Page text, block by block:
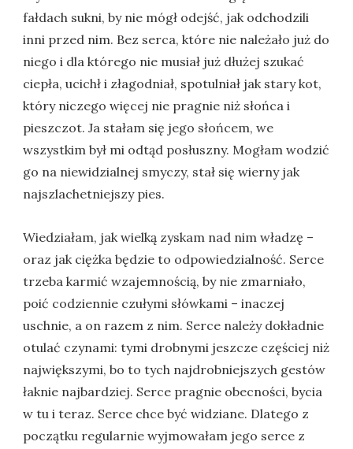
fałdach sukni, by nie mógł odejść, jak odchodzili
inni przed nim. Bez serca, które nie należało już do
niego i dla którego nie musiał już dłużej szukać
ciepła, ucichł i złagodniał, spotulniał jak stary kot,
który niczego więcej nie pragnie niż słońca i
pieszczot. Ja stałam się jego słońcem, we
wszystkim był mi odtąd posłuszny. Mogłam wodzić
go na niewidzialnej smyczy, stał się wierny jak
najszlachetniejszy pies.
Wiedziałam, jak wielką zyskam nad nim władzę –
oraz jak ciężka będzie to odpowiedzialność. Serce
trzeba karmić wzajemnością, by nie zmarniało,
poić codziennie czułymi słówkami – inaczej
uschnie, a on razem z nim. Serce należy dokładnie
otulać czynami: tymi drobnymi jeszcze częściej niż
największymi, bo to tych najdrobniejszych gestów
łaknie najbardziej. Serce pragnie obecności, bycia
w tu i teraz. Serce chce być widziane. Dlatego z
początku regularnie wyjmowałam jego serce z